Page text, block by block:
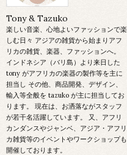
Tony & Tazuko
楽しい音楽、心地よいファッションで楽
しむ日々 アジアの雑貨から始まりアフ
リカの雑貨、楽器、ファッションへ。
インドネシア（バリ島）より来日した
tony がアフリカの楽器の製作等を主に
担当し その他、商品開発、デザイン、
輸入等全般を tazuko が主に担当してお
ります。 現在は、お洒落ながスタッフ
が若干名活躍しています。 又、アフリ
カンダンスやジャンベ、アジア・アフリ
カ雑貨等のイベントやワークショップも
開催しております。